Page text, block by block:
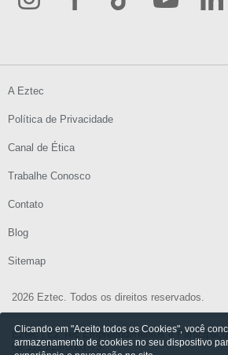
2026 Eztec. Todos os direitos reservados.
A Eztec
Política de Privacidade
Canal de Ética
Trabalhe Conosco
Contato
Blog
Sitemap
Eztec | Ez Tec Empreendimentos e
08.312.229/0001-73
Clicando em "Aceito todos os Cookies", você
armazenamento de cookies no seu dispositivo